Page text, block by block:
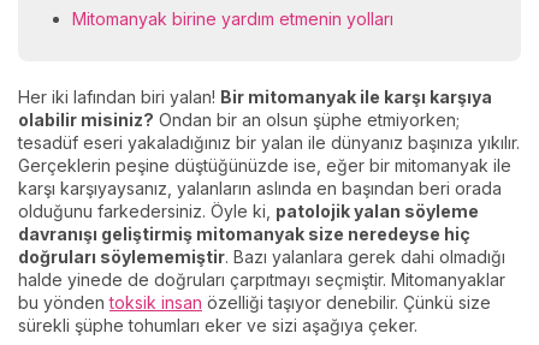
Mitomanyak birine yardım etmenin yolları
Her iki lafından biri yalan! Bir mitomanyak ile karşı karşıya
olabilir misiniz? Ondan bir an olsun şüphe etmiyorken;
tesadüf eseri yakaladığınız bir yalan ile dünyanız başınıza yıkılır.
Gerçeklerin peşine düştüğünüzde ise, eğer bir mitomanyak ile
karşı karşıyaysanız, yalanların aslında en başından beri orada
olduğunu farkedersiniz. Öyle ki, patolojik yalan söyleme
davranışı geliştirmiş mitomanyak size neredeyse hiç
doğruları söylememiştir. Bazı yalanlara gerek dahi olmadığı
halde yinede de doğruları çarpıtmayı seçmiştir. Mitomanyaklar
bu yöndentoksik insan özelliği taşıyor denebilir. Çünkü size
sürekli şüphe tohumları eker ve sizi aşağıya çeker.